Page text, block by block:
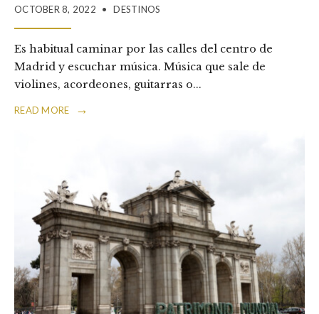
OCTOBER 8, 2022 • DESTINOS
Es habitual caminar por las calles del centro de
Madrid y escuchar música. Música que sale de
violines, acordeones, guitarras o...
READ MORE →